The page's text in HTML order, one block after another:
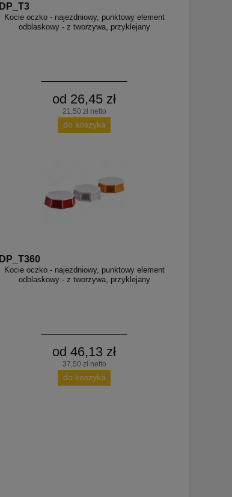
DP_T3
Kocie oczko - najezdniowy, punktowy element
odblaskowy - z tworzywa, przyklejany
od 26,45 zł
21,50 zł netto
do koszyka
DP_T360
Kocie oczko - najezdniowy, punktowy element
odblaskowy - z tworzywa, przyklejany
od 46,13 zł
37,50 zł netto
do koszyka